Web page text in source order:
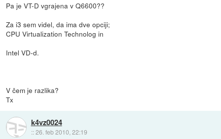
Pa je VT-D vgrajena v Q6600??
Za i3 sem videl, da ima dve opciji;
CPU Virtualization Technolog in
Intel VD-d.
V čem je razlika?
Tx
k4vz0024
::26. feb 2010, 22:19